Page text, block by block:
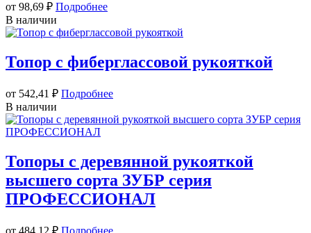
от 98,69 ₽ Подробнее
В наличии
Топор с фиберглассовой рукояткой
от 542,41 ₽ Подробнее
В наличии
Топоры с деревянной рукояткой
высшего сорта ЗУБР серия
ПРОФЕССИОНАЛ
от 484,12 ₽ Подробнее